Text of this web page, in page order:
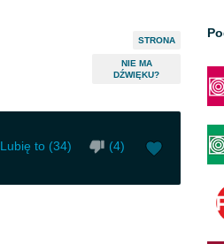
STRONA
NIE MA
DŹWIĘKU?
Lubię to (34) (4)